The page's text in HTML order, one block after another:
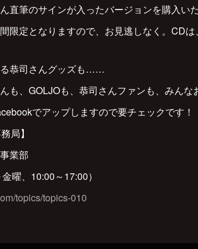
直筆のサインが入ったバージョンを購入いた
限定となりますので、お見逃しなく。CDは
恭司さんグッズも……
も、GOLJOも、恭司さんファンも、みんな
でアップしますので要チェックです！
局】
業部
曜、10:00～17:00）
topics/topics-010